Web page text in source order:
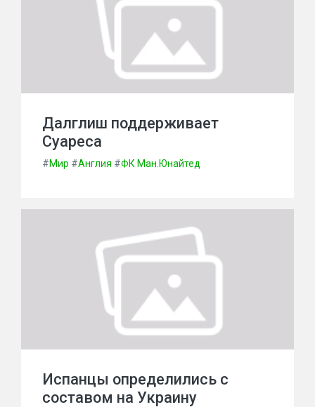
Далглиш поддерживает
Суареса
#Мир #Англия #ФК Ман.Юнайтед
Испанцы определились с
составом на Украину